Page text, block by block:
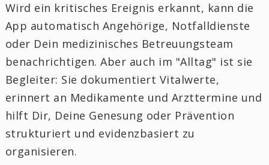
Wird ein kritisches Ereignis erkannt, kann die
App automatisch Angehörige, Notfalldienste
oder Dein medizinisches Betreuungsteam
benachrichtigen. Aber auch im "Alltag" ist sie
Begleiter: Sie dokumentiert Vitalwerte,
erinnert an Medikamente und Arzttermine und
hilft Dir, Deine Genesung oder Prävention
strukturiert und evidenzbasiert zu
organisieren.